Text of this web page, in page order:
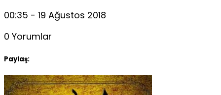
00:35 - 19 Ağustos 2018
0 Yorumlar
Paylaş: